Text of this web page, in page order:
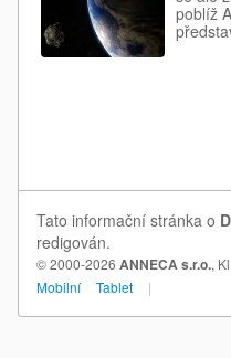
poblíž
Tato informační stránka o
redigován.
© 2000-2026 ANNECA s.r.o.,
Mobilní
Tablet |